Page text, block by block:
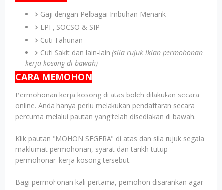
Gaji dengan Pelbagai Imbuhan Menarik
EPF, SOCSO & SIP
Cuti Tahunan
Cuti Sakit dan lain-lain (sila rujuk iklan permohonan
kerja kosong di bawah)
CARA MEMOHON
Permohonan kerja kosong di atas boleh dilakukan secara
online. Anda hanya perlu melakukan pendaftaran secara
percuma melalui pautan yang telah disediakan di bawah.
Klik pautan "MOHON SEGERA" di atas dan sila rujuk segala
maklumat permohonan, syarat dan tarikh tutup
permohonan kerja kosong tersebut.
Bagi permohonan kali pertama, pemohon disarankan agar